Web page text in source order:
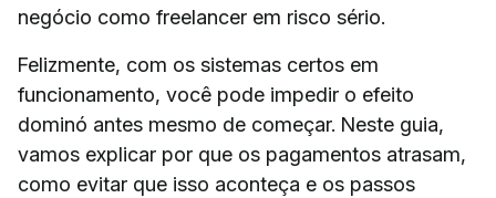
negócio como freelancer em risco sério.
Felizmente, com os sistemas certos em
funcionamento, você pode impedir o efeito
dominó antes mesmo de começar. Neste guia,
vamos explicar por que os pagamentos atrasam,
como evitar que isso aconteça e os passos